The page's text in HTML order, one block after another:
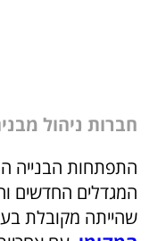
חברות ניהול
התפתחות הבנייה
המגדלים החדשים
שהייתה מקובלת